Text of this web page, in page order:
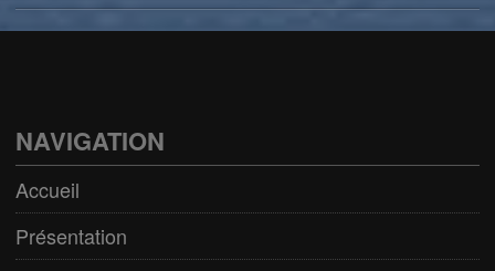
Bien être/Santé
Culture/Loisirs
Electro/Transe
NAVIGATION
Accueil
Présentation